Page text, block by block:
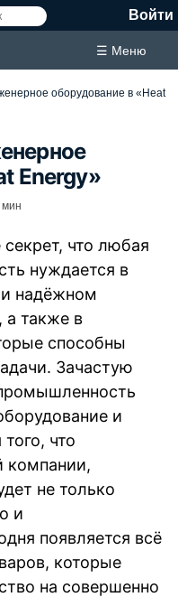
Войти
☰ Меню
оборудование в «Heat
Energy»
мин
что любая
нуждается в
надёжном
а также в
способны
Зачастую
и
что
компании,
не только
и
появляется всё
которые
на совершенно